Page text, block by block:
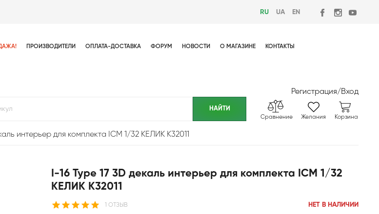
RU UA EN
ПРОИЗВОДИТЕЛИ ОПЛАТА-ДОСТАВКА ФОРУМ НОВОСТИ О МАГАЗИНЕ КОНТАКТЫ
Регистрация/Вход
Сравнение Желания Корзина
интерьер для комплекта ICM 1/32 КЕЛИК K32011
I-16 Type 17 3D декаль интерьер для комплекта ICM 1/32
КЕЛИК K32011
1 ОТЗЫВ НЕТ В НАЛИЧИИ